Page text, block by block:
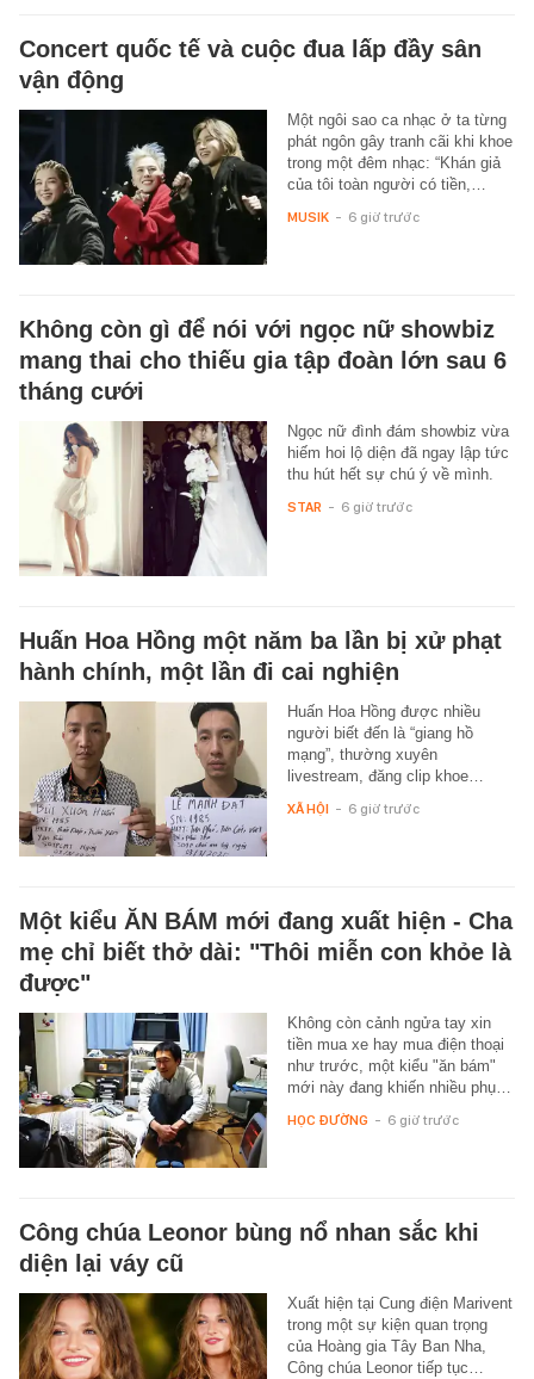
Concert quốc tế và cuộc đua lấp đầy sân
vận động
Một ngôi sao ca nhạc ở ta từng
phát ngôn gây tranh cãi khi khoe
trong một đêm nhạc: “Khán giả
của tôi toàn người có tiền,…
MUSIK - 6 giờ trước
Không còn gì để nói với ngọc nữ showbiz
mang thai cho thiếu gia tập đoàn lớn sau 6
tháng cưới
Ngọc nữ đình đám showbiz vừa
hiếm hoi lộ diện đã ngay lập tức
thu hút hết sự chú ý về mình.
STAR - 6 giờ trước
Huấn Hoa Hồng một năm ba lần bị xử phạt
hành chính, một lần đi cai nghiện
Huấn Hoa Hồng được nhiều
người biết đến là “giang hồ
mạng”, thường xuyên
livestream, đăng clip khoe…
XÃ HỘI - 6 giờ trước
Một kiểu ĂN BÁM mới đang xuất hiện - Cha
mẹ chỉ biết thở dài: "Thôi miễn con khỏe là
được"
Không còn cảnh ngửa tay xin
tiền mua xe hay mua điện thoại
như trước, một kiểu "ăn bám"
mới này đang khiến nhiều phụ…
HỌC ĐƯỜNG - 6 giờ trước
Công chúa Leonor bùng nổ nhan sắc khi
diện lại váy cũ
Xuất hiện tại Cung điện Marivent
trong một sự kiện quan trọng
của Hoàng gia Tây Ban Nha,
Công chúa Leonor tiếp tục…